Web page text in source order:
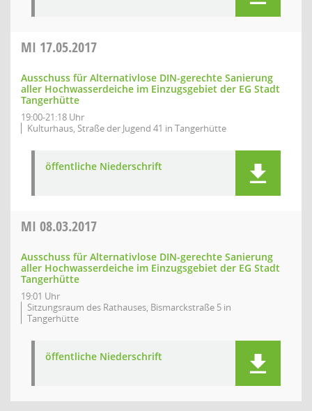
MI 17.05.2017
Ausschuss für Alternativlose DIN-gerechte Sanierung
aller Hochwasserdeiche im Einzugsgebiet der EG Stadt
Tangerhütte
19:00-21:18 Uhr
Kulturhaus, Straße der Jugend 41 in Tangerhütte
öffentliche Niederschrift
MI 08.03.2017
Ausschuss für Alternativlose DIN-gerechte Sanierung
aller Hochwasserdeiche im Einzugsgebiet der EG Stadt
Tangerhütte
19:01 Uhr
Sitzungsraum des Rathauses, Bismarckstraße 5 in
Tangerhütte
öffentliche Niederschrift